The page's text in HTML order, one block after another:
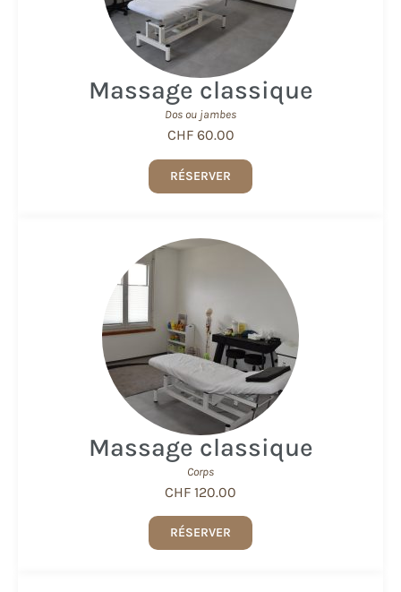
Massage classique
Dos ou jambes​
CHF 60.00
RÉSERVER
Massage classique
Corps
CHF 120.00
RÉSERVER